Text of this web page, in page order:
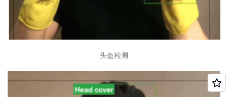
                    "Name": "RIGHT_HAND",
                    "Confidence": 95.69132995605469,
                    "EquipmentDetections": []
                },
                    "Name": "HEAD",
                    "Confidence": 99.997314453125,
                    "EquipmentDetections": [
                        {
头盔检测